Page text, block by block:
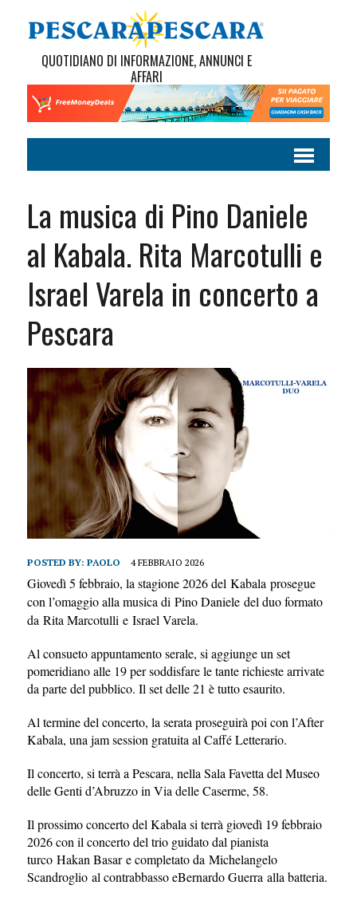
QUOTIDIANO DI INFORMAZIONE, ANNUNCI E
AFFARI
La musica di Pino Daniele
al Kabala. Rita Marcotulli e
Israel Varela in concerto a
Pescara
POSTED BY: PAOLO 4 FEBBRAIO 2026
Giovedì 5 febbraio, la stagione 2026 del Kabala prosegue
con l’omaggio alla musica di Pino Daniele del duo formato
da Rita Marcotulli e Israel Varela.
Al consueto appuntamento serale, si aggiunge un set
pomeridiano alle 19 per soddisfare le tante richieste arrivate
da parte del pubblico. Il set delle 21 è tutto esaurito.
Al termine del concerto, la serata proseguirà poi con l’After
Kabala, una jam session gratuita al Caffé Letterario.
Il concerto, si terrà a Pescara, nella Sala Favetta del Museo
delle Genti d’Abruzzo in Via delle Caserme, 58.
Il prossimo concerto del Kabala si terrà giovedì 19 febbraio
2026 con il concerto del trio guidato dal pianista
turco Hakan Basar e completato da Michelangelo
Scandroglio al contrabbasso eBernardo Guerra alla batteria.